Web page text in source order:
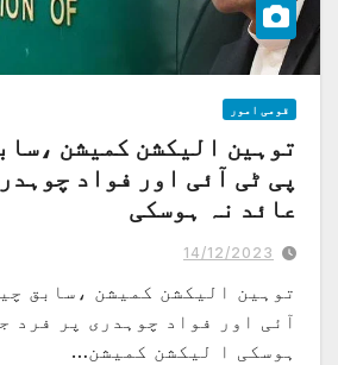
قومی امور
توہین الیکشن کمیشن
پی ٹی آئی اور فواد
عائد نہ ہوسکی
فیصل چوہدری
14/12/2023
توہین الیکشن کمیشن ،سابق
آئی اور فواد چوہدری پر فرد
ہوسکی ا لیکشن کمیشن…